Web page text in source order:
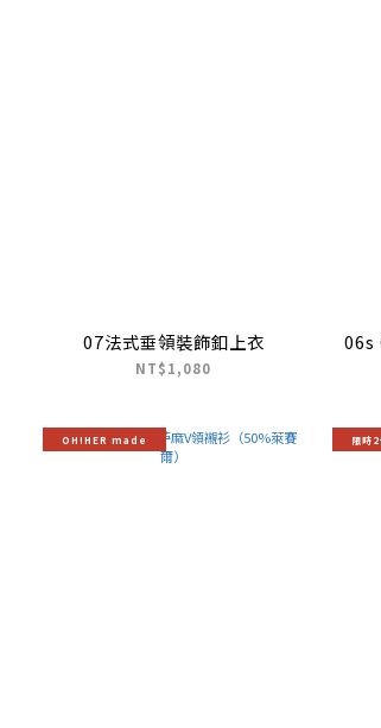
07法式垂領裝飾釦上衣
NT$1,080
06s
OH!HER made 限時